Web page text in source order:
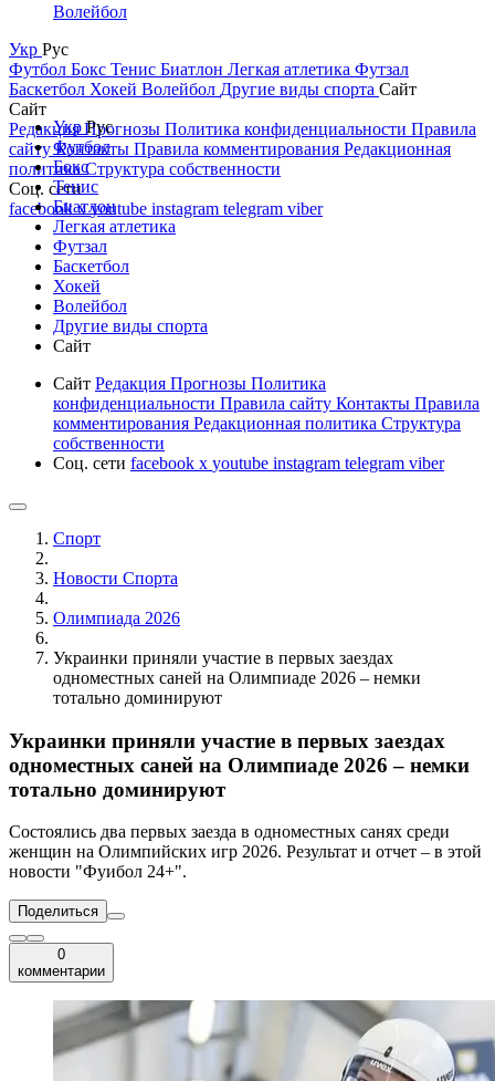
Волейбол
Укр Рус
Футбол Бокс Тенис Биатлон Легкая атлетика Футзал
Баскетбол Хокей Волейбол Другие виды спорта Сайт
Сайт
РедакцияПрогнозы Политика конфиденциальности Правила
сайтуКонтакты Правила комментирования Редакционная
политикаСтруктура собственности
Соц. сети
facebookxyoutube instagram telegram viber
УкрРус
Футбол
Бокс
Тенис
Биатлон
Легкая атлетика
Футзал
Баскетбол
Хокей
Волейбол
Другие виды спорта
Сайт
Сайт Редакция Прогнозы Политика
конфиденциальности Правила сайту Контакты Правила
комментирования Редакционная политика Структура
собственности
Соц. сети facebook x youtube instagram telegram viber
Спорт
Новости Cпорта
Олимпиада 2026
Украинки приняли участие в первых заездах
одноместных саней на Олимпиаде 2026 – немки
тотально доминируют
Украинки приняли участие в первых заездах
одноместных саней на Олимпиаде 2026 – немки
тотально доминируют
Состоялись два первых заезда в одноместных санях среди
женщин на Олимпийских игр 2026. Результат и отчет – в этой
новости "Фуибол 24+".
Поделиться
0
комментарии